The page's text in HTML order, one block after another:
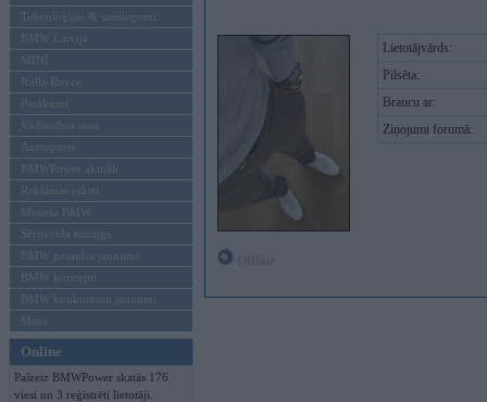
Tehnoloģijas & sasniegumi
BMW Latvijā
MINI
Rolls-Royce
Pasākumi
Vadāmības tests
Autosports
BMWPower aktuāli
Reklāmas raksti
Mēneša BMW
Sērijveida tūnings
BMW pasaules jaunumi
BMW koncepti
BMW konkurentu jaunumi
Moto
Online
Pašreiz BMWPower skatās 176
viesi un 3 reģistrēti lietotāji.
Lietotājvārds:
Pilsēta:
Braucu ar:
Ziņojumi forumā: